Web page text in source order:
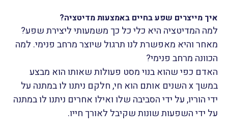
איך מייצרים שפע בחיים באמצעות מדיטציה?
למה המדיטציה היא כלי כל כך משמעותי ליצירת שפע?
מאחר והיא מאפשרת לנו תרגול שיוצר מרחב פנימי. למה
הכוונה מרחב פנימי?
האדם כפי שהוא בנוי מסט פעולות שאותו הוא מבצע
במשך x השנים אותם הוא חי, חלקם ניתנו לו במתנה על
ידי הוריו, על ידי הסביבה שלו ואילו אחרים ניתנו לו במתנה
על ידי השפעות שונות שקיבל לאורך חייו.